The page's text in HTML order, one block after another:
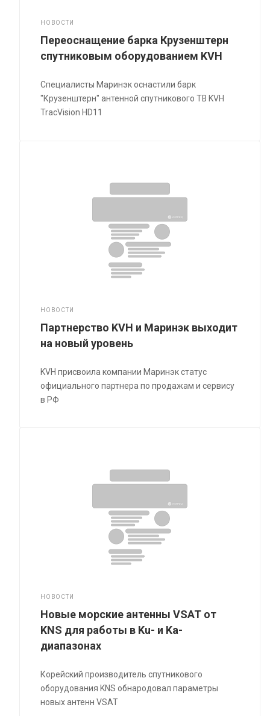
НОВОСТИ
Переоснащение барка Крузенштерн
спутниковым оборудованием KVH
Специалисты Маринэк оснастили барк
"Крузенштерн" антенной спутникового ТВ KVH
TracVision HD11
НОВОСТИ
Партнерство KVH и Маринэк выходит
на новый уровень
KVH присвоила компании Маринэк статус
официального партнера по продажам и сервису
в РФ
НОВОСТИ
Новые морские антенны VSAT от
KNS для работы в Ku- и Ka-
диапазонах
Корейский производитель спутникового
оборудования KNS обнародовал параметры
новых антенн VSAT